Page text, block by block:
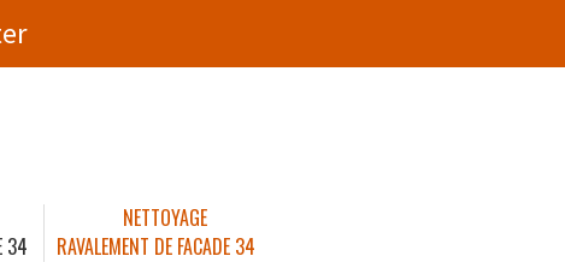
34
NETTOYAGE
RAVALEMENT DE FACADE 34